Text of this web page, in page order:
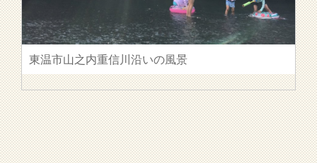
東温市山之内重信川沿いの風景